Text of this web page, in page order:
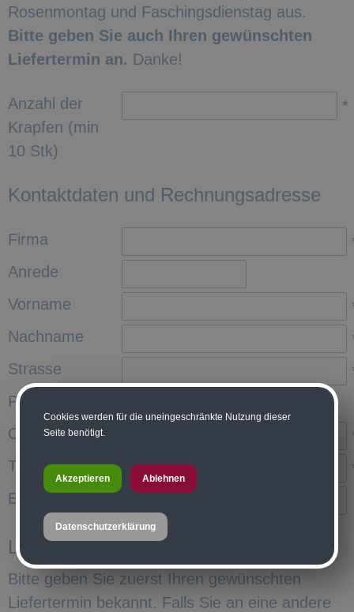
Rosenmontag und Faschingsdienstag aus.
Bitte geben Sie auch Ihren gewünschten
Liefertermin an. Danke!
Anzahl der
Krapfen (min
10 Stk)
*
Kontaktdaten und Rechnungsadresse
Firma
Anrede
Vorname
Nachname
Strasse
PLZ
Ort
Telefonnummer
E-Mail
Lieferdaten
Bitte geben Sie zuerst Ihren gewünschten
Liefertermin bekannt. Falls Sie an eine andere
Cookies werden für die uneingeschränkte Nutzung dieser
Seite benötigt.
Akzeptieren Ablehnen
Datenschutzerklärung